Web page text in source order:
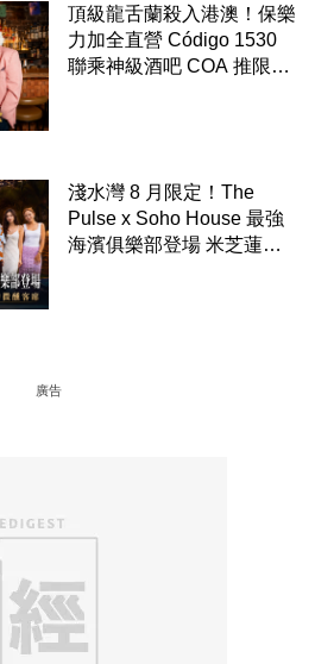
頂級龍舌蘭殺入港澳！保樂
力加全直營 Código 1530
聯乘神級酒吧 COA 推限定
淺水灣 8 月限定！The
Pulse x Soho House 最強
海濱俱樂部登場 米芝蓮海
廣告